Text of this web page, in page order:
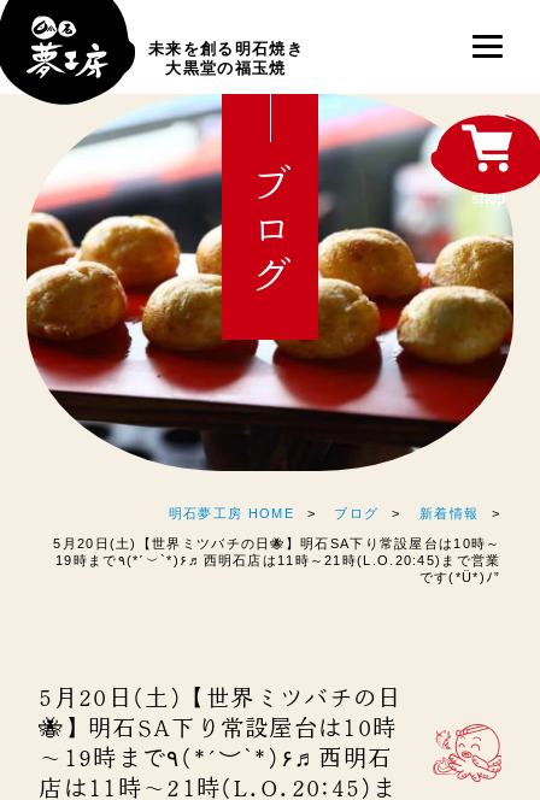
未来を創る明石焼き
大黒堂の福玉焼
ブログ
明石夢工房 HOME ブログ 新着情報
5月20日(土)【世界ミツバチの日🐝】明石SA下り常設屋台は10時～
19時まで٩(*ˊ︶`*)۶♬西明石店は11時～21時(L.O.20:45)まで営業
です(*Ü*)ﾉ”
5月20日(土)【世界ミツバチの日
🐝】明石SA下り常設屋台は10時
～19時まで٩(*ˊ︶`*)۶♬西明石
店は11時～21時(L.O.20:45)ま
shop